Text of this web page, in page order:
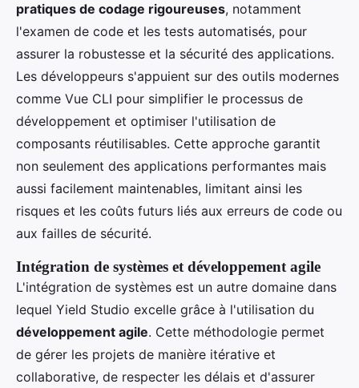
pratiques de codage rigoureuses, notamment
l'examen de code et les tests automatisés, pour
assurer la robustesse et la sécurité des applications.
Les développeurs s'appuient sur des outils modernes
comme Vue CLI pour simplifier le processus de
développement et optimiser l'utilisation de
composants réutilisables. Cette approche garantit
non seulement des applications performantes mais
aussi facilement maintenables, limitant ainsi les
risques et les coûts futurs liés aux erreurs de code ou
aux failles de sécurité.
Intégration de systèmes et développement agile
L'intégration de systèmes est un autre domaine dans
lequel Yield Studio excelle grâce à l'utilisation du
développement agile. Cette méthodologie permet
de gérer les projets de manière itérative et
collaborative, de respecter les délais et d'assurer